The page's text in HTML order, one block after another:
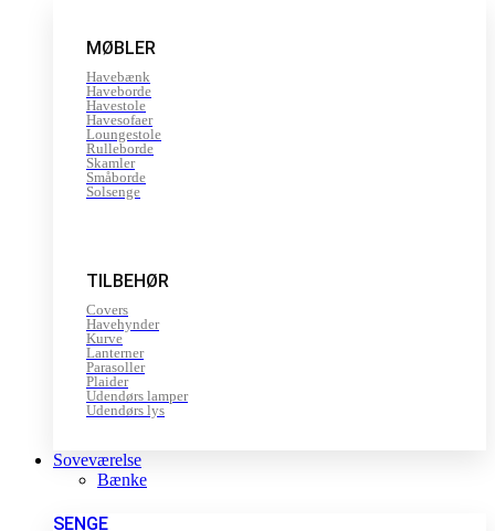
MØBLER
Havebænk
Haveborde
Havestole
Havesofaer
Loungestole
Rulleborde
Skamler
Småborde
Solsenge
TILBEHØR
Covers
Havehynder
Kurve
Lanterner
Parasoller
Plaider
Udendørs lamper
Udendørs lys
Soveværelse
Bænke
SENGE